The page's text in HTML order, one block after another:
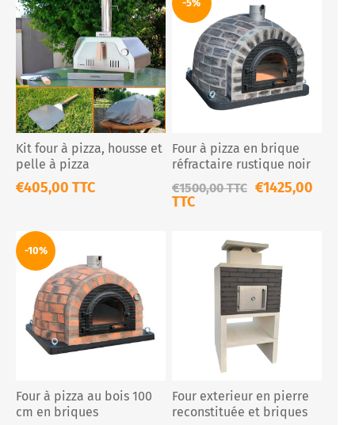
Kit four à pizza, housse et
pelle à pizza
€405,00 TTC
-5%
Four à pizza en brique
réfractaire rustique noir
€1500,00 TTC €1425,00
TTC
-10%
Four à pizza au bois 100
cm en briques
Four exterieur en pierre
reconstituée et briques